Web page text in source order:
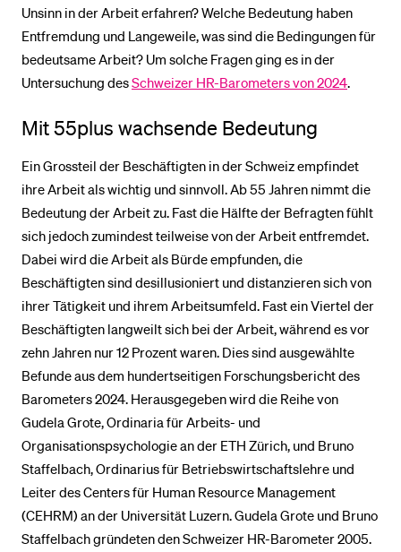
Unsinn in der Arbeit erfahren? Welche Bedeutung haben
Entfremdung und Langeweile, was sind die Bedingungen für
bedeutsame Arbeit? Um solche Fragen ging es in der
Untersuchung desSchweizer HR-Barometers von 2024.
Mit 55plus wachsende Bedeutung
Ein Grossteil der Beschäftigten in der Schweiz empfindet
ihre Arbeit als wichtig und sinnvoll. Ab 55 Jahren nimmt die
Bedeutung der Arbeit zu. Fast die Hälfte der Befragten fühlt
sich jedoch zumindest teilweise von der Arbeit entfremdet.
Dabei wird die Arbeit als Bürde empfunden, die
Beschäftigten sind desillusioniert und distanzieren sich von
ihrer Tätigkeit und ihrem Arbeitsumfeld. Fast ein Viertel der
Beschäftigten langweilt sich bei der Arbeit, während es vor
zehn Jahren nur 12 Prozent waren. Dies sind ausgewählte
Befunde aus dem hundertseitigen Forschungsbericht des
Barometers 2024. Herausgegeben wird die Reihe von
Gudela Grote, Ordinaria für Arbeits- und
Organisationspsychologie an der ETH Zürich, und Bruno
Staffelbach, Ordinarius für Betriebswirtschaftslehre und
Leiter des Centers für Human Resource Management
(CEHRM) an der Universität Luzern. Gudela Grote und Bruno
Staffelbach gründeten den Schweizer HR-Barometer 2005.